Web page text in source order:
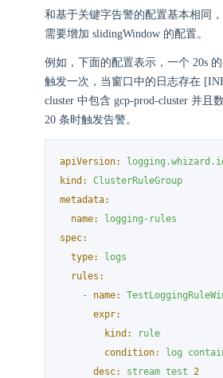
和基于关键字告警的配置基本相同
需要增加 slidingWindow 的配置。
例如，下面的配置表示，一个 20s
触发一次，当窗口中的日志存在
cluster 中包含 gcp-prod-cluster 并且
20 条时触发告警。
apiVersion:
kind:
ClusterRuleGroup
metadata:
name:
logging-rules
spec:
type:
logs
rules:
-
name:
expr:
kind:
rule
condition:
log
desc:
stream test 2